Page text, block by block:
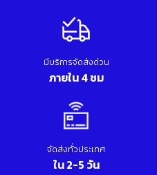
มีบริการจัดส่งด่วน
ภายใน 4 ชม
จัดส่งทั่วประเทศ
ใน 2-5 วัน